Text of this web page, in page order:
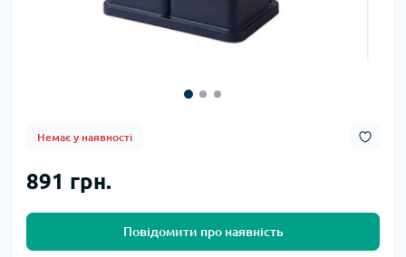
Немає у наявності
891 грн.
Повідомити про наявність